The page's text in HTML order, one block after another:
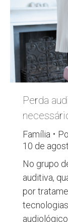
Perda
Família
10 de
No grupo
auditiva,
por